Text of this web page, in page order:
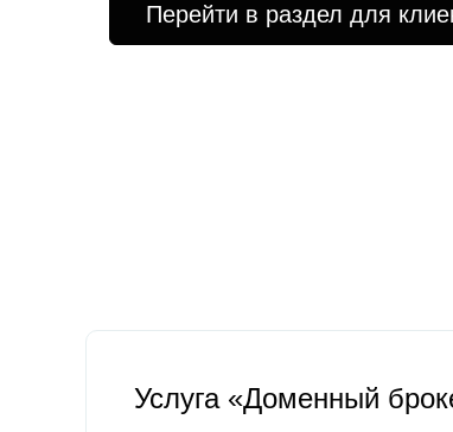
Перейти в раздел для
Услуга «Доменный